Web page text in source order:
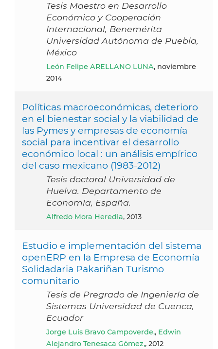
Tesis Maestro en Desarrollo
Económico y Cooperación
Internacional, Benemérita
Universidad Autónoma de Puebla,
México
León Felipe ARELLANO LUNA, noviembre
2014
Políticas macroeconómicas, deterioro
en el bienestar social y la viabilidad de
las Pymes y empresas de economía
social para incentivar el desarrollo
económico local : un análisis empírico
del caso mexicano (1983-2012)
Tesis doctoral Universidad de
Huelva. Departamento de
Economía, España.
Alfredo Mora Heredia, 2013
Estudio e implementación del sistema
openERP en la Empresa de Economía
Solidadaria Pakariñan Turismo
comunitario
Tesis de Pregrado de Ingeniería de
Sistemas Universidad de Cuenca,
Ecuador
Jorge Luis Bravo Campoverde,, Edwin
Alejandro Tenesaca Gómez,, 2012